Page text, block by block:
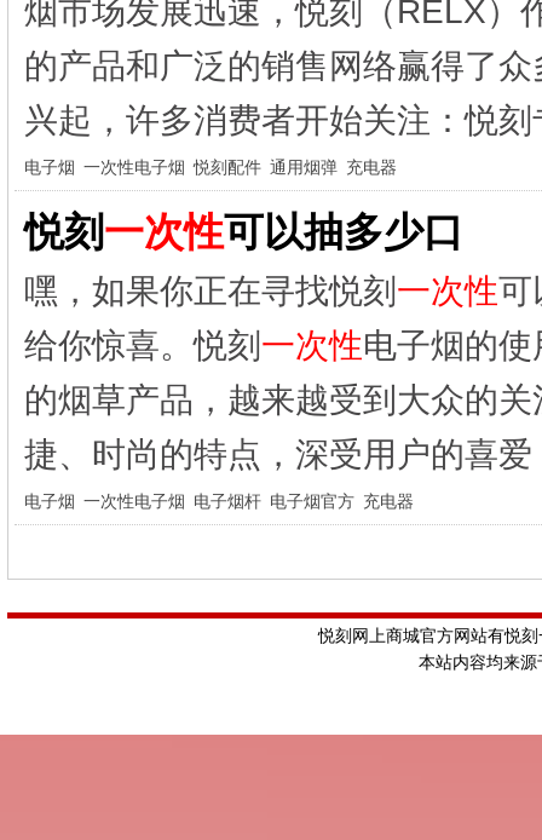
烟市场发展迅速，悦刻（RELX）
的产品和广泛的销售网络赢得了
兴起，许多消费者开始关注：悦
电子烟 一次性电子烟 悦刻配件 通用烟弹 充电器
悦刻一次性可以抽多少口
嘿，如果你正在寻找悦刻 一次性可
给你惊喜。悦刻 一次性电子烟的
的烟草产品，越来越受到大众的
捷、时尚的特点，深受用户的喜
电子烟 一次性电子烟 电子烟杆 电子烟官方 充电器
悦刻网上商城官方网站有悦
本站内容均来